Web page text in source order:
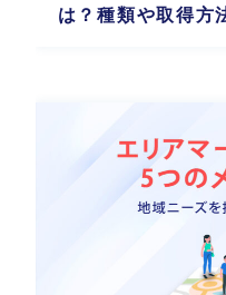
は？種類や取得方